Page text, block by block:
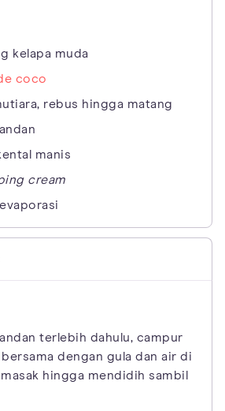
kelapa muda
coco
rebus hingga matang
manis
cream
terlebih dahulu, campur
dengan gula dan air di
hingga mendidih sambil